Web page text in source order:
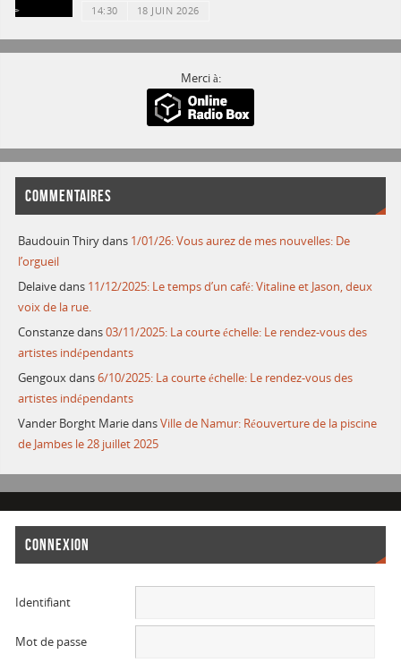
14:30 18 JUIN 2026
Merci à:
COMMENTAIRES
Baudouin Thirydans 1/01/26: Vous aurez de mes nouvelles: De
l’orgueil
Delaivedans 11/12/2025: Le temps d’un café: Vitaline et Jason, deux
voix de la rue.
Constanzedans03/11/2025: La courte échelle: Le rendez-vous des
artistes indépendants
Gengouxdans6/10/2025: La courte échelle: Le rendez-vous des
artistes indépendants
Vander Borght MariedansVille de Namur: Réouverture de la piscine
de Jambes le 28 juillet 2025
CONNEXION
Identifiant
Mot de passe